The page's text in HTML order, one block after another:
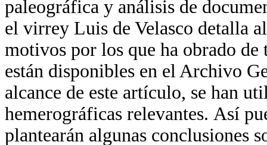
paleográfica y análisis de
el virrey Luis de Velasco detalla
motivos por los que ha obrado
están disponibles en el Archivo
alcance de este artículo, se han
hemerográficas relevantes. Así
plantearán algunas conclusiones